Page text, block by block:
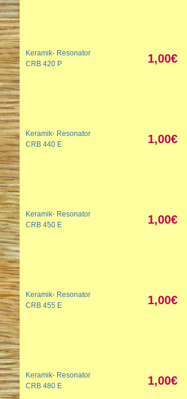
Keramik- Resonator
CRB 420 P
1,00€
Keramik- Resonator
CRB 440 E
1,00€
Keramik- Resonator
CRB 450 E
1,00€
Keramik- Resonator
CRB 455 E
1,00€
Keramik- Resonator
CRB 480 E
1,00€